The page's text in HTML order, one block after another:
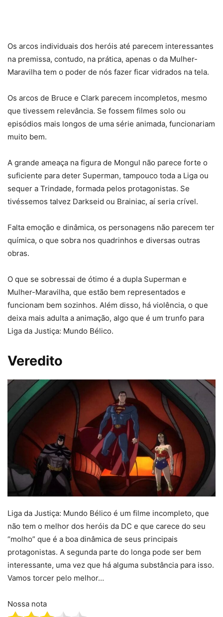
Os arcos individuais dos heróis até parecem interessantes
na premissa, contudo, na prática, apenas o da Mulher-
Maravilha tem o poder de nós fazer ficar vidrados na tela.
Os arcos de Bruce e Clark parecem incompletos, mesmo
que tivessem relevância. Se fossem filmes solo ou
episódios mais longos de uma série animada, funcionariam
muito bem.
A grande ameaça na figura de Mongul não parece forte o
suficiente para deter Superman, tampouco toda a Liga ou
sequer a Trindade, formada pelos protagonistas. Se
tivéssemos talvez Darkseid ou Brainiac, aí seria crível.
Falta emoção e dinâmica, os personagens não parecem ter
química, o que sobra nos quadrinhos e diversas outras
obras.
O que se sobressai de ótimo é a dupla Superman e
Mulher-Maravilha, que estão bem representados e
funcionam bem sozinhos. Além disso, há violência, o que
deixa mais adulta a animação, algo que é um trunfo para
Liga da Justiça: Mundo Bélico.
Veredito
Liga da Justiça: Mundo Bélico é um filme incompleto, que
não tem o melhor dos heróis da DC e que carece do seu
“molho” que é a boa dinâmica de seus principais
protagonistas. A segunda parte do longa pode ser bem
interessante, uma vez que há alguma substância para isso.
Vamos torcer pelo melhor…
Nossa nota